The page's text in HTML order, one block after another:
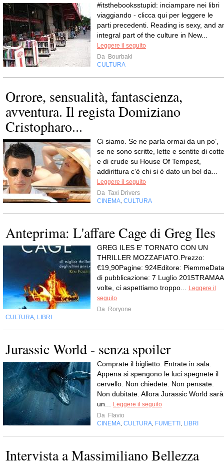
#itsthebooksstupid: inciampare nei libri
viaggiando - clicca qui per leggere le
parti precedenti. Reading is sexy, and
integral part of the culture in New...
Leggere il seguito
Da Bourbaki
CULTURA
Orrore, sensualità, fantascienza,
avventura. Il regista Domiziano
Cristopharo...
Ci siamo. Se ne parla ormai da un po’,
se ne sono scritte, lette e sentite di cotte
e di crude su House Of Tempest,
addirittura c’è chi si è dato un bel da...
Leggere il seguito
Da Taxi Drivers
CINEMA CULTURA
Anteprima: L'affare Cage di Greg Iles
GREG ILES E' TORNATO CON UN
THRILLER MOZZAFIATO.Prezzo:
€19,90Pagine: 924Editore: PiemmeData
di pubblicazione: 7 Luglio 2015TRAMAA
volte, ci aspettiamo troppo...
Leggere il
seguito
Da Roryone
CULTURA LIBRI
Jurassic World - senza spoiler
Comprate il biglietto. Entrate in sala.
Appena si spengono le luci spegnete il
cervello. Non chiedete. Non pensate.
Non dubitate. Allora Jurassic World sarà
un...
Leggere il seguito
Da Flavio
CINEMA CULTURA FUMETTI LIBRI
Intervista a Massimiliano Bellezza